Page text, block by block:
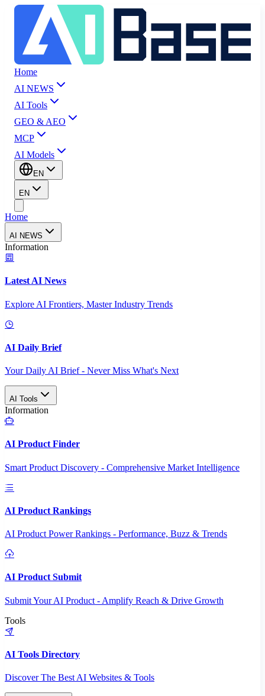
Home
AI NEWS
AI Tools
GEO & AEO
MCP
AI Models
EN
EN
Home
AI NEWS
Information
Latest AI News
Explore AI Frontiers, Master Industry Trends
AI Daily Brief
Your Daily AI Brief - Never Miss What's Next
AI Tools
Information
AI Product Finder
Smart Product Discovery - Comprehensive Market Intelligence
AI Product Rankings
AI Product Power Rankings - Performance, Buzz & Trends
AI Product Submit
Submit Your AI Product - Amplify Reach & Drive Growth
Tools
AI Tools Directory
Discover The Best AI Websites & Tools